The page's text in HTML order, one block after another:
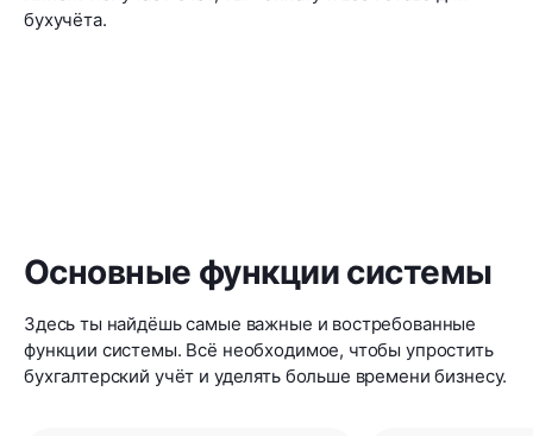
бухучёта.
Основные функции системы
Здесь ты найдёшь самые важные и востребованные
функции системы. Всё необходимое, чтобы упростить
бухгалтерский учёт и уделять больше времени бизнесу.